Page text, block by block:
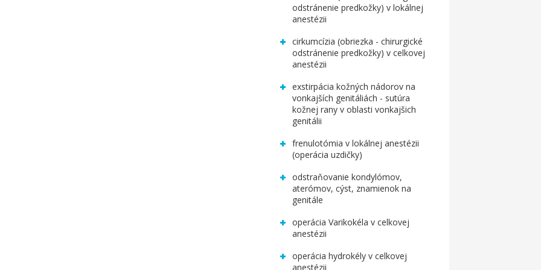
odstránenie predkožky) v lokálnej
anestézii
cirkumcízia (obriezka - chirurgické
odstránenie predkožky) v celkovej
anestézii
exstirpácia kožných nádorov na
vonkajších genitáliách - sutúra
kožnej rany v oblasti vonkajšich
genitálii
frenulotómia v lokálnej anestézii
(operácia uzdičky)
odstraňovanie kondylómov,
aterómov, cýst, znamienok na
genitále
operácia Varikokéla v celkovej
anestézii
operácia hydrokély v celkovej
anestézii